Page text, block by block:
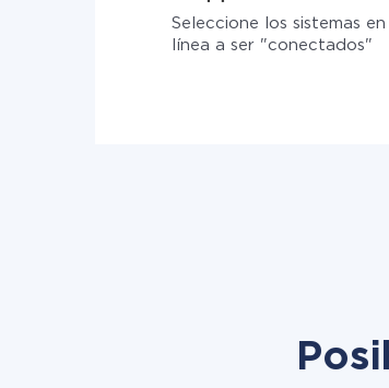
Seleccione los sistemas en
línea a ser "conectados"